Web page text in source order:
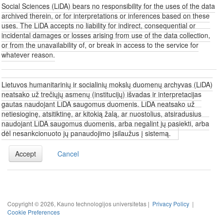
Social Sciences (LiDA) bears no responsibility for the uses of the data
archived therein, or for interpretations or inferences based on these
uses. The LiDA accepts no liability for indirect, consequential or
incidental damages or losses arising from use of the data collection,
or from the unavailability of, or break in access to the service for
whatever reason.
Lietuvos humanitarinių ir socialinių mokslų duomenų archyvas (LiDA)
neatsako už trečiųjų asmenų (institucijų) išvadas ir interpretacijas
gautas naudojant LiDA saugomus duomenis. LiDA neatsako už
netiesioginę, atsitiktinę, ar kitokią žalą, ar nuostolius, atsiradusius
naudojant LiDA saugomus duomenis, arba negalint jų pasiekti, arba
dėl nesankcionuoto jų panaudojimo įsilaužus į sistemą.
Accept Cancel
Copyright © 2026, Kauno technologijos universitetas | Privacy Policy |
Cookie Preferences